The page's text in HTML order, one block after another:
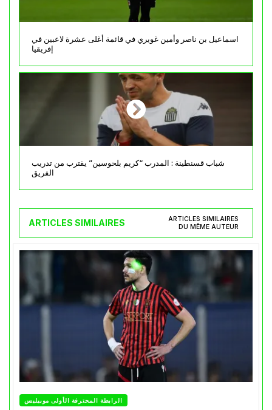
اسماعيل بن ناصر وأمين غويري في قائمة أغلى عشرة لاعبين في
إفريقيا
شباب قسنطينة : المدرب “كريم بلحوسين” يقترب من تدريب
الفريق
ARTICLES SIMILAIRES
ARTICLES SIMILAIRES
DU MÊME AUTEUR
الرابطة المحترفة الأولى موبيليس